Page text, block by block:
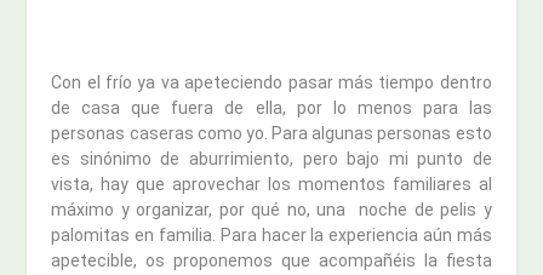
Con el frío ya va apeteciendo pasar más tiempo dentro
de casa que fuera de ella, por lo menos para las
personas caseras como yo. Para algunas personas esto
es sinónimo de aburrimiento, pero bajo mi punto de
vista, hay que aprovechar los momentos familiares al
máximo y organizar, por qué no, una noche de pelis y
palomitas en familia. Para hacer la experiencia aún más
apetecible, os proponemos que acompañéis la fiesta